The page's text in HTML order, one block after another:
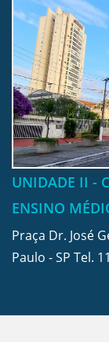
UNIDADE II -
ENSINO
Praça Dr. José
Paulo - SP Tel.